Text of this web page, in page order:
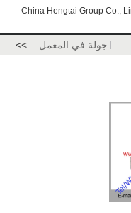
China Hengtai
في المعمل >>